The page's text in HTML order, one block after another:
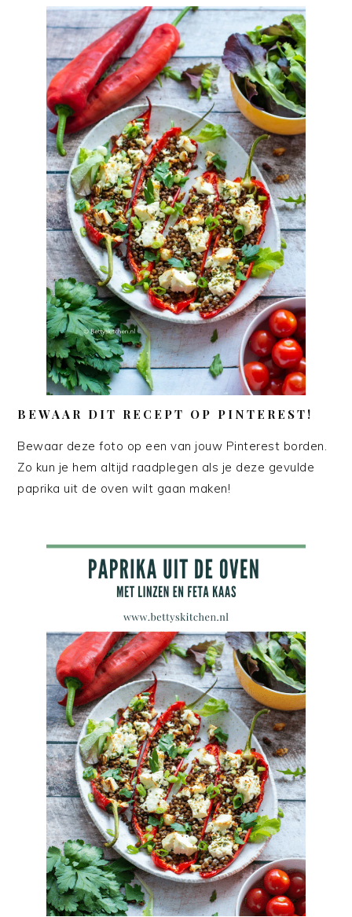
BEWAAR DIT RECEPT OP PINTEREST!
Bewaar deze foto op een van jouw Pinterest borden.
Zo kun je hem altijd raadplegen als je deze gevulde
paprika uit de oven wilt gaan maken!